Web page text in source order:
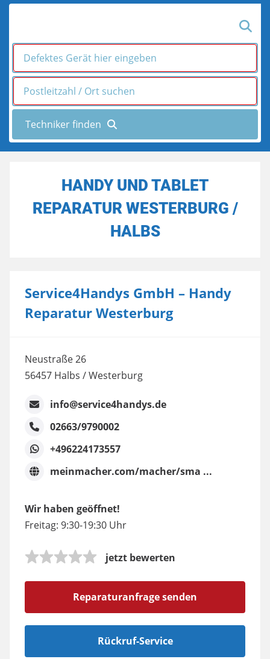
HANDY UND TABLET
REPARATUR WESTERBURG /
HALBS
Service4Handys GmbH – Handy
Reparatur Westerburg
Neustraße 26
56457 Halbs / Westerburg
info@service4handys.de
02663/9790002
+496224173557
meinmacher.com/macher/sma ...
Wir haben geöffnet!
Freitag: 9:30-19:30 Uhr
jetzt bewerten
Reparaturanfrage senden
Rückruf-Service